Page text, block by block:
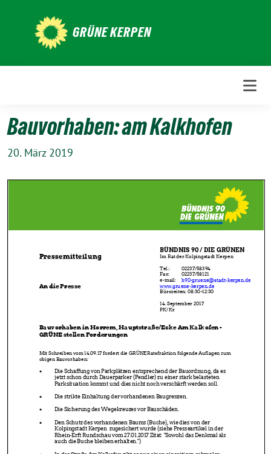
GRÜNE KERPEN
Bauvorhaben: am Kalkhofen
20. März 2019